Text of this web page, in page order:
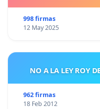
998 firmas
12 May 2025
NO A LA LEY ROY
962 firmas
18 Feb 2012